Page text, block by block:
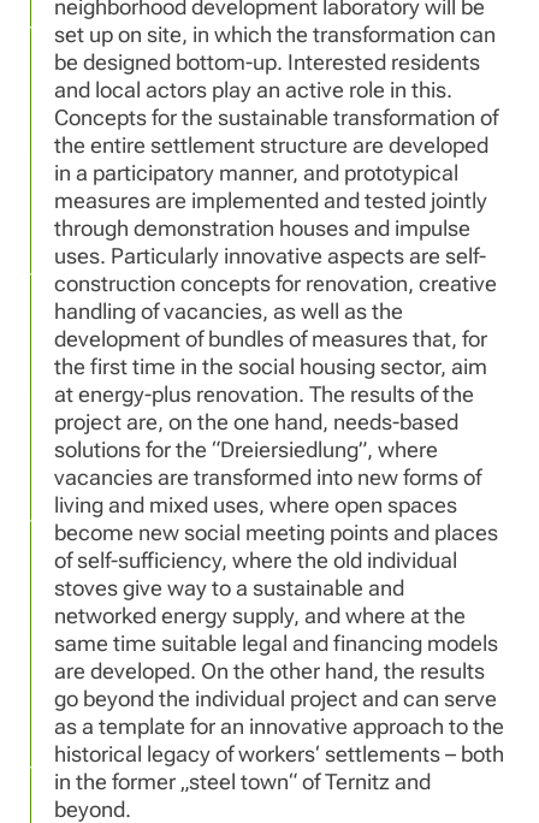
neighborhood development laboratory will be
set up on site, in which the transformation can
be designed bottom-up. Interested residents
and local actors play an active role in this.
Concepts for the sustainable transformation of
the entire settlement structure are developed
in a participatory manner, and prototypical
measures are implemented and tested jointly
through demonstration houses and impulse
uses. Particularly innovative aspects are self-
construction concepts for renovation, creative
handling of vacancies, as well as the
development of bundles of measures that, for
the first time in the social housing sector, aim
at energy-plus renovation. The results of the
project are, on the one hand, needs-based
solutions for the “Dreiersiedlung”, where
vacancies are transformed into new forms of
living and mixed uses, where open spaces
become new social meeting points and places
of self-sufficiency, where the old individual
stoves give way to a sustainable and
networked energy supply, and where at the
same time suitable legal and financing models
are developed. On the other hand, the results
go beyond the individual project and can serve
as a template for an innovative approach to the
historical legacy of workers‘ settlements – both
in the former „steel town“ of Ternitz and
beyond.